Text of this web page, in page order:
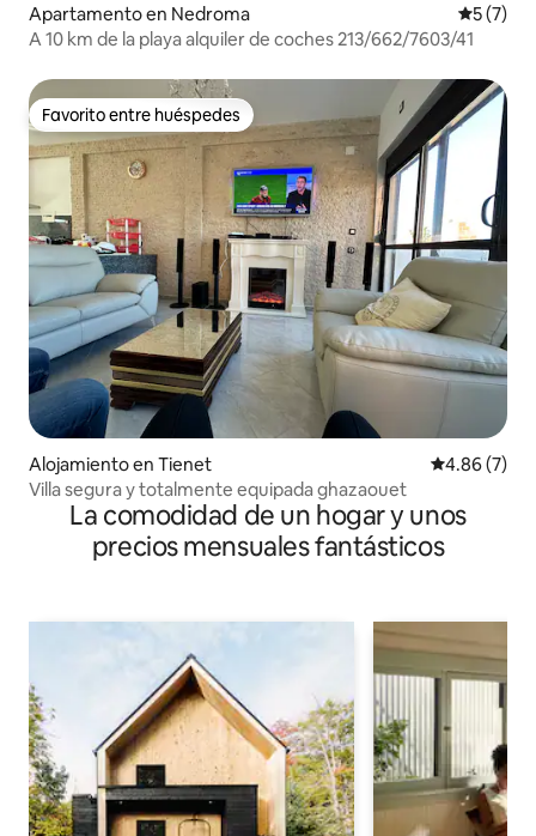
Apartamento en Nedroma
5 (7)
A 10 km de la playa alquiler de coches 213/662/7603/41
Favorito entre huéspedes
Favorito entre huéspedes
Alojamiento en Tienet Calificación
4.86 (7)
Villa segura y totalmente equipada ghazaouet
La comodidad de un hogar y unos
precios mensuales fantásticos